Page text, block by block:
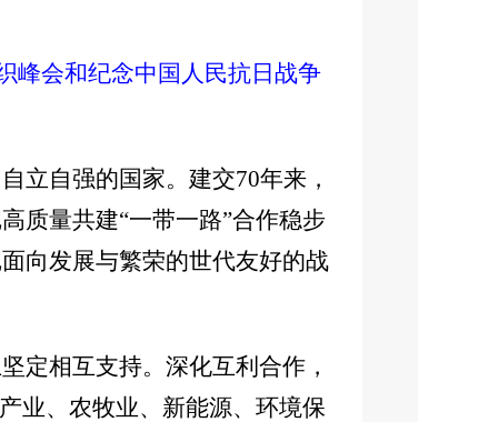
峰会和纪念中国人民抗日战争
立自强的国家。建交70年来，
质量共建“一带一路”合作稳步
向发展与繁荣的世代友好的战
定相互支持。深化互利合作，
业、农牧业、新能源、环境保